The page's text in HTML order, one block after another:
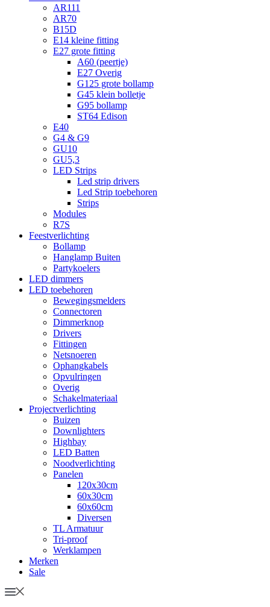
AR111
AR70
B15D
E14 kleine fitting
E27 grote fitting
A60 (peertje)
E27 Overig
G125 grote bollamp
G45 klein bolletje
G95 bollamp
ST64 Edison
E40
G4 & G9
GU10
GU5,3
LED Strips
Led strip drivers
Led Strip toebehoren
Strips
Modules
R7S
Feestverlichting
Bollamp
Hanglamp Buiten
Partykoelers
LED dimmers
LED toebehoren
Bewegingsmelders
Connectoren
Dimmerknop
Drivers
Fittingen
Netsnoeren
Ophangkabels
Opvulringen
Overig
Schakelmateriaal
Projectverlichting
Buizen
Downlighters
Highbay
LED Batten
Noodverlichting
Panelen
120x30cm
60x30cm
60x60cm
Diversen
TL Armatuur
Tri-proof
Werklampen
Merken
Sale